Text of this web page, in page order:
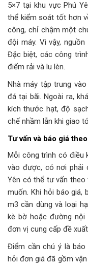
5×7 tại khu vực Phú
thể kiểm soát tốt hơn
công, chỉ chậm một
đội máy. Vì vậy,
Đặc biệt, các công
điểm rải và lu lèn.
Nhà máy tập trung
đá tại bãi. Ngoài ra,
kích thước hạt, độ
chế nhầm lẫn khi giao
Tư vấn và báo giá
Mỗi công trình có điều
vào được, có nơi phải
Yên có thể tư vấn theo
muốn. Khi hỏi báo giá,
m3 cần dùng và loại
kè bờ hoặc đường nội
đơn vị cung cấp đề
Điểm cần chú ý là báo
hỏi đơn giá đã gồm